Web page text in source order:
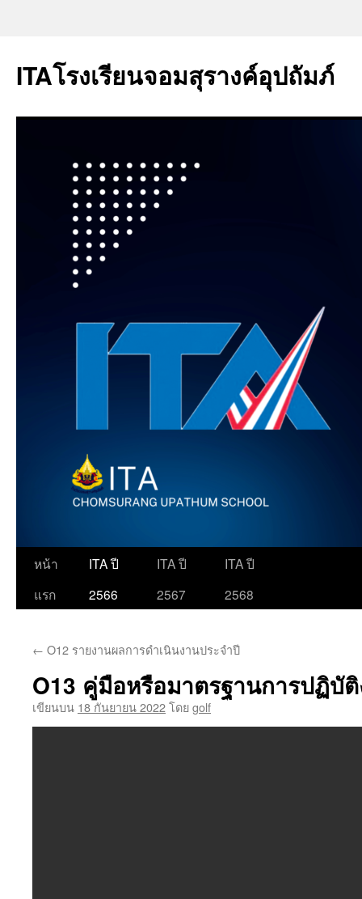
ITAโรงเรียนจอมสุรางค์อุปถัมภ์
ข้าม
ไป
เนื้อหา
หน้า
แรก
ITA ปี
2566
ITA ปี
2567
ITA ปี
2568
← O12 รายงานผลการดำเนินงานประจำปี
O13 คู่มือหรือมาตรฐานการปฏิบั
เขียนบน 18 กันยายน 2022โดยgolf